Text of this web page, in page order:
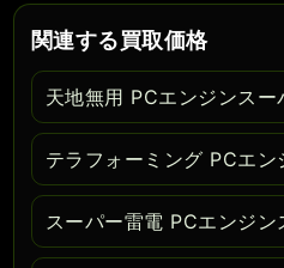
関連する買取価格
天地無用 PCエンジンスー
テラフォーミング PCエ
スーパー雷電 PCエンジン